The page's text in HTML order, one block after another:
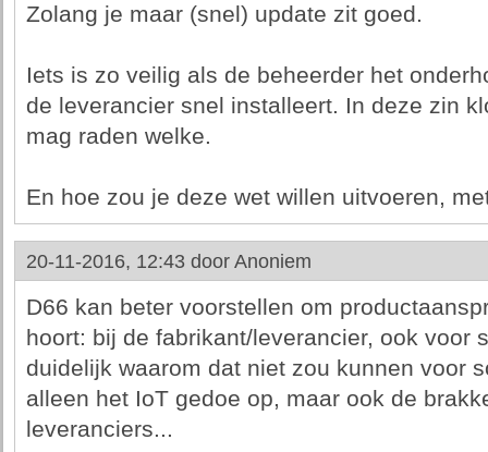
Zolang je maar (snel) update zit goed.
Iets is zo veilig als de beheerder het
de leverancier snel installeert. In deze zin
mag raden welke.
En hoe zou je deze wet willen uitvoeren,
20-11-2016, 12:43 door Anoniem
D66 kan beter voorstellen om
hoort: bij de fabrikant/leverancier, ook voor
duidelijk waarom dat niet zou kunnen voor
alleen het IoT gedoe op, maar ook de
leveranciers...